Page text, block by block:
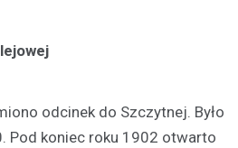
odcinek do Szczytnej. Było
Pod koniec roku 1902 otwarto